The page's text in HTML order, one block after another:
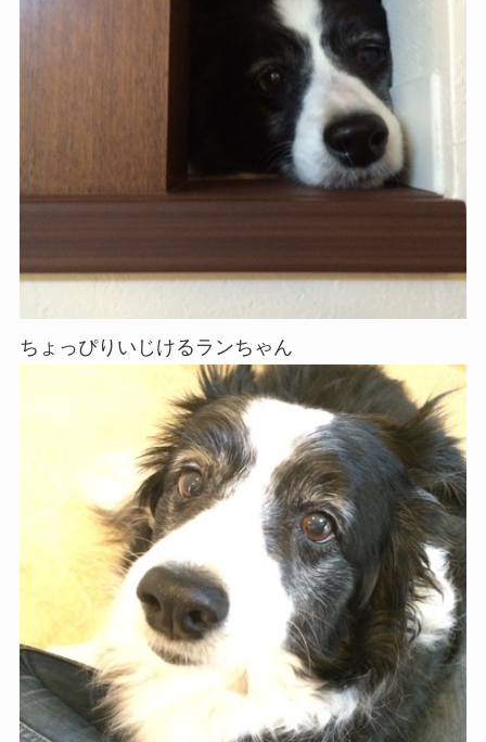
ちょっぴりいじけるランちゃん